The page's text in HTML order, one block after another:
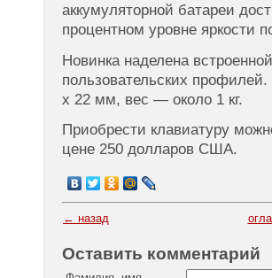
аккумуляторной батареи
процентном уровне яркости
Новинка наделена
пользовательских
x 22 мм, вес — около 1 кг.
Приобрести клавиатуру
цене 250 долларов США.
← назад
Оставить комментарий